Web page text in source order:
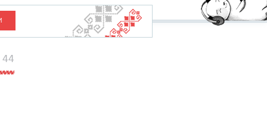
44